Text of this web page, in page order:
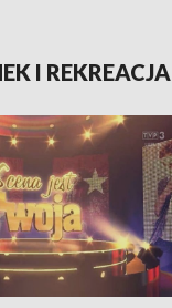
I REKREACJA